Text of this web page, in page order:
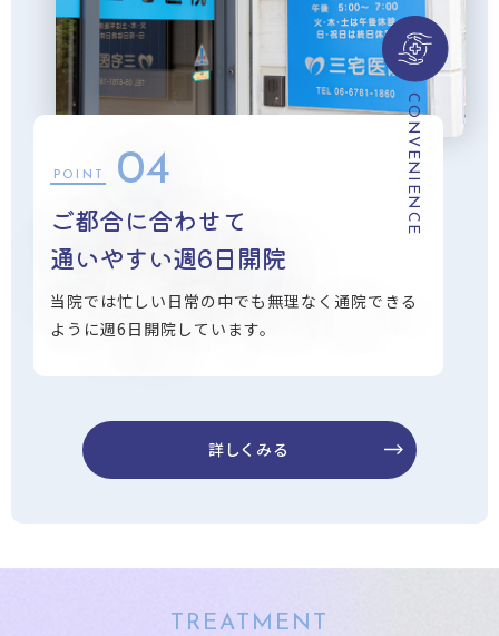
CONVENIENCE
POINT 04
ご都合に合わせて
通いやすい週6日開院
当院では忙しい日常の中でも無理なく通院できる
ように週6日開院しています。
詳しくみる
TREATMENT